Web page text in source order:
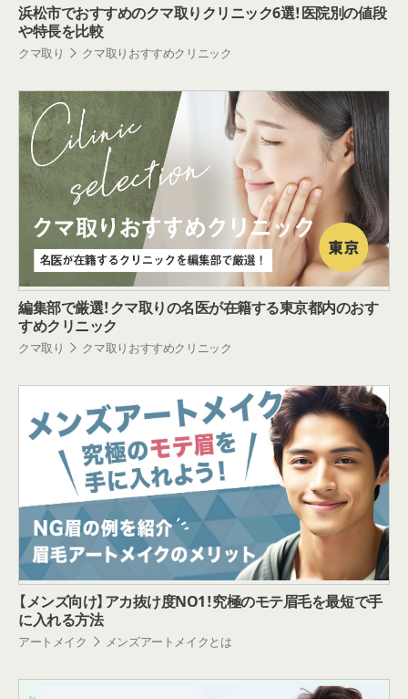
浜松市でおすすめのクマ取りクリニック6選！医院別の値段
や特長を比較
クマ取り クマ取りおすすめクリニック
編集部で厳選！クマ取りの名医が在籍する東京都内のおす
すめクリニック
クマ取り クマ取りおすすめクリニック
【メンズ向け】アカ抜け度NO1！究極のモテ眉毛を最短で手
に入れる方法
アートメイク メンズアートメイクとは